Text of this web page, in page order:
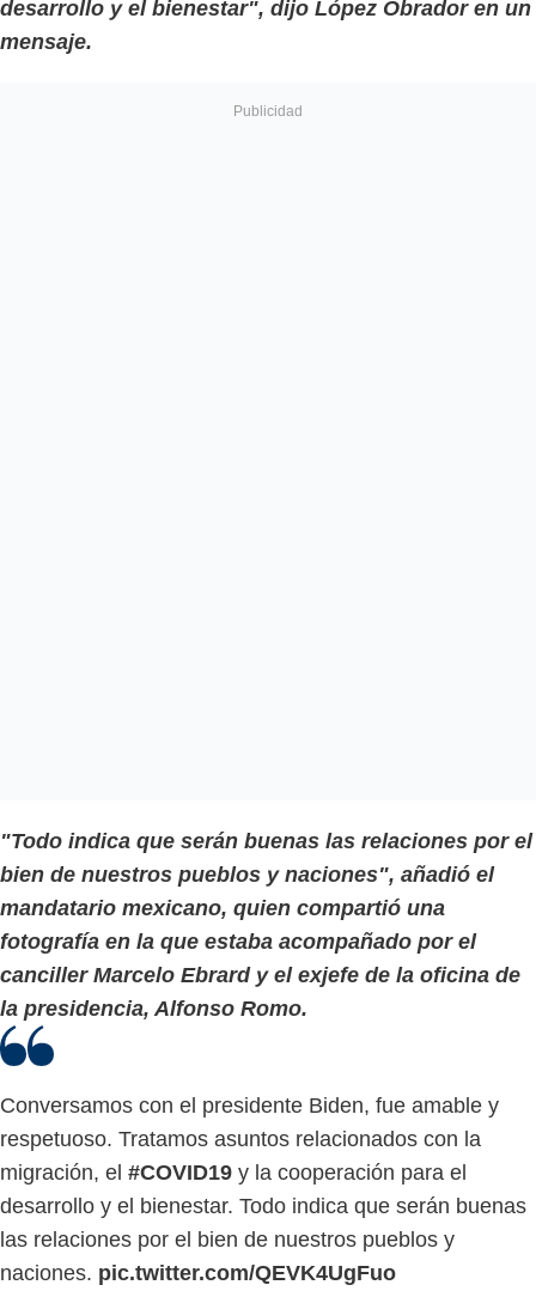
desarrollo y el bienestar", dijo López Obrador en un
mensaje.
"Todo indica que serán buenas las relaciones por el
bien de nuestros pueblos y naciones", añadió el
mandatario mexicano, quien compartió una
fotografía en la que estaba acompañado por el
canciller Marcelo Ebrard y el exjefe de la oficina de
la presidencia, Alfonso Romo.
Conversamos con el presidente Biden, fue amable y
respetuoso. Tratamos asuntos relacionados con la
migración, el #COVID19 y la cooperación para el
desarrollo y el bienestar. Todo indica que serán buenas
las relaciones por el bien de nuestros pueblos y
naciones. pic.twitter.com/QEVK4UgFuo